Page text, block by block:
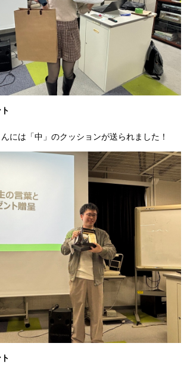
には「中」のクッションが送られました！